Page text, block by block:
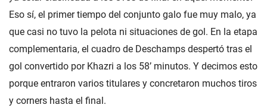
Eso sí, el primer tiempo del conjunto galo fue muy malo, ya
que casi no tuvo la pelota ni situaciones de gol. En la etapa
complementaria, el cuadro de Deschamps despertó tras el
gol convertido por Khazri a los 58’ minutos. Y decimos esto
porque entraron varios titulares y concretaron muchos tiros
y corners hasta el final.